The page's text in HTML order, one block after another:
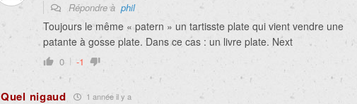
Répondre à phil
Toujours le même « patern » un tartisste plate qui vient vendre une
patante à gosse plate. Dans ce cas : un livre plate. Next
0 -1
Quel nigaud 1 année il y a